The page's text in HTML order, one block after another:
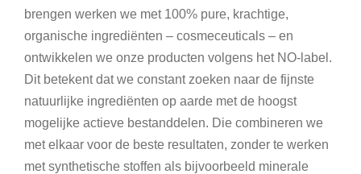
brengen werken we met 100% pure, krachtige,
organische ingrediënten – cosmeceuticals – en
ontwikkelen we onze producten volgens het NO-label.
Dit betekent dat we constant zoeken naar de fijnste
natuurlijke ingrediënten op aarde met de hoogst
mogelijke actieve bestanddelen. Die combineren we
met elkaar voor de beste resultaten, zonder te werken
met synthetische stoffen als bijvoorbeeld minerale